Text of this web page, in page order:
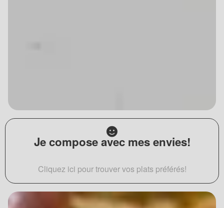
Je compose avec mes envies!
Cliquez ici pour trouver vos plats préférés!